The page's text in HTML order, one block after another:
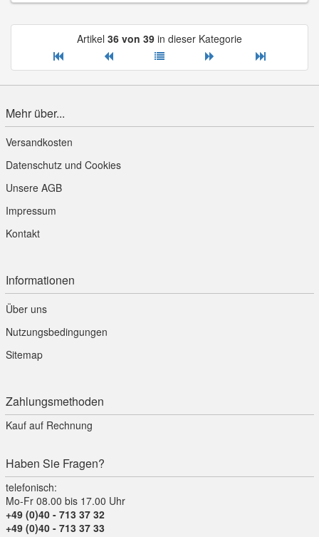
Artikel 36 von 39 in dieser Kategorie
Mehr über...
Versandkosten
Datenschutz und Cookies
Unsere AGB
Impressum
Kontakt
Informationen
Über uns
Nutzungsbedingungen
Sitemap
Zahlungsmethoden
Kauf auf Rechnung
Haben Sie Fragen?
telefonisch:
Mo-Fr 08.00 bis 17.00 Uhr
+49 (0)40 - 713 37 32
+49 (0)40 - 713 37 33